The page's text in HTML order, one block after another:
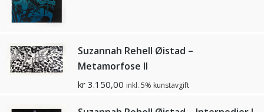
Suzannah Rehell Øistad –
Metamorfose ll
kr 3.150,00 inkl. 5% kunstavgift